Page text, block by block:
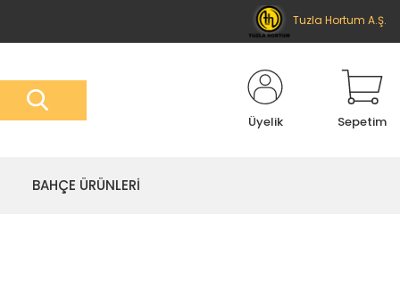
Tuzla Hortum A.Ş.
Üyelik Sepetim
BAHÇE ÜRÜNLERİ